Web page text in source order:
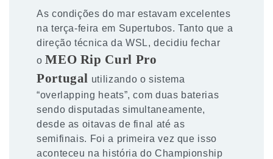
As condições do mar estavam excelentes
na terça-feira em Supertubos. Tanto que a
direção técnica da WSL, decidiu fechar
o MEO Rip Curl Pro
Portugal utilizando o sistema
“overlapping heats”, com duas baterias
sendo disputadas simultaneamente,
desde as oitavas de final até as
semifinais. Foi a primeira vez que isso
aconteceu na história do Championship